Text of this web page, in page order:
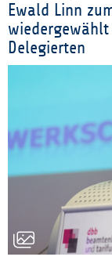
Ewald Linn
Delegierten